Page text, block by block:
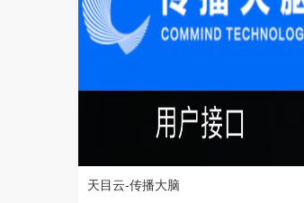
天目云-传播大脑